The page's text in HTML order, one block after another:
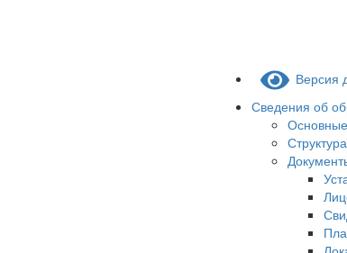
Версия
Сведения об